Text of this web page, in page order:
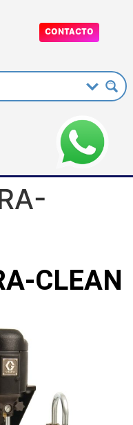
CONTACTO
CLEAN